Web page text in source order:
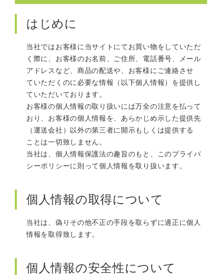
はじめに
当社ではお客様に当サイトにてお買い物をしていただ
く際に、お客様のお名前、ご住所、電話番号、メール
アドレスなど、商品の配送や、お客様にご連絡させ
ていただくのに必要な情報（以下個人情報）を提供し
ていただいております。
お客様の個人情報の取り扱いには万全の注意を払って
おり、お客様の個人情報を、あらかじめ示した提供先
（運送会社）以外の第三者に開示もしくは提供する
ことは一切致しません。
当社は、個人情報保護法の趣旨のもと、このプライバ
シーポリシーに則って個人情報を取り扱います。
個人情報の取得について
当社は、偽りその他不正の手段を取らずに適正に個人
情報を取得致します。
個人情報の安全性について